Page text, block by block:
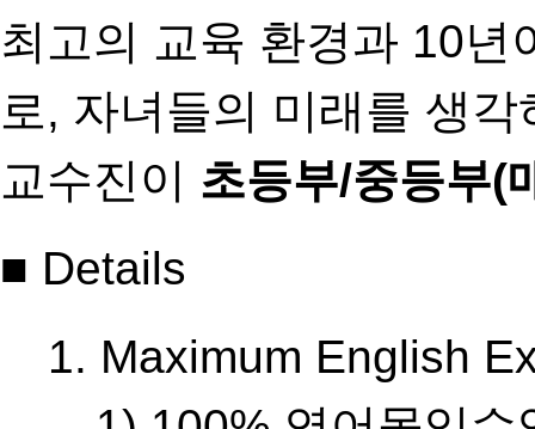
최고의 교육 환경과 10년
로, 자녀들의 미래를 생
교수진이 초등부/중등부(
■ Details
1. Maximum English